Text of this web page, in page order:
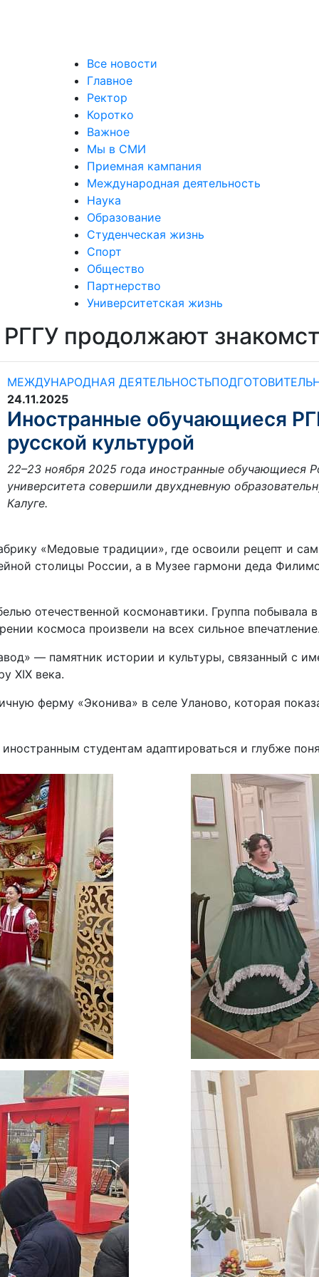
Все новости
Главное
Ректор
Коротко
Важное
Мы в СМИ
Приемная кампания
Международная деятельность
Наука
Образование
Студенческая жизнь
Спорт
Общество
Партнерство
Университетская жизнь
продолжают
МЕЖДУНАРОДНАЯ ДЕЯТЕЛЬНОСТЬ
24.11.2025
Иностранные обучающиеся
русской культурой
22–23 ноября 2025 года иностранные обучающиеся
университета совершили двухдневную
Калуге.
«Медовые традиции», где освоили рецепт и
столицы России, а в Музее гармони деда
отечественной космонавтики. Группа побывала
космоса произвели на всех сильное
— памятник истории и культуры, связанный с
XIX века.
ферму «Эконива» в селе Уланово, которая
студентам адаптироваться и глубже